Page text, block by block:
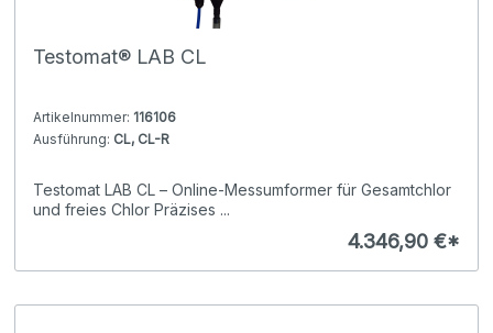
Testomat® LAB CL
Artikelnummer: 116106
Ausführung: CL, CL-R
Testomat LAB CL – Online-Messumformer für Gesamtchlor
und freies Chlor Präzises ...
4.346,90 €*